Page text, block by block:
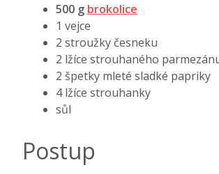
500 g brokolice
1 vejce
2 stroužky česneku
2 lžíce strouhaného
2 špetky mleté sladké papriky
4 lžíce strouhanky
sůl
Postup